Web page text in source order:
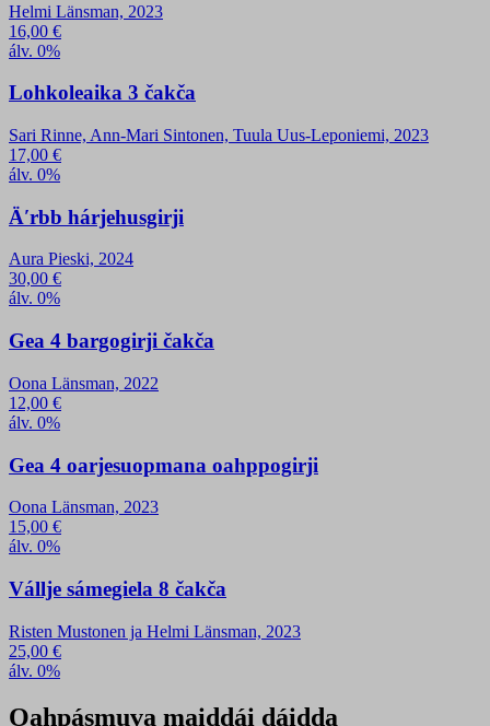
Helmi Länsman, 2023
16,00 €
álv. 0%
Lohkoleaika 3 čakča
Sari Rinne, Ann-Mari Sintonen, Tuula Uus-Leponiemi, 2023
17,00 €
álv. 0%
Äʹrbb hárjehusgirji
Aura Pieski, 2024
30,00 €
álv. 0%
Gea 4 bargogirji čakča
Oona Länsman, 2022
12,00 €
álv. 0%
Gea 4 oarjesuopmana oahppogirji
Oona Länsman, 2023
15,00 €
álv. 0%
Vállje sámegiela 8 čakča
Risten Mustonen ja Helmi Länsman, 2023
25,00 €
álv. 0%
Oahpásmuva maiddái dáidda